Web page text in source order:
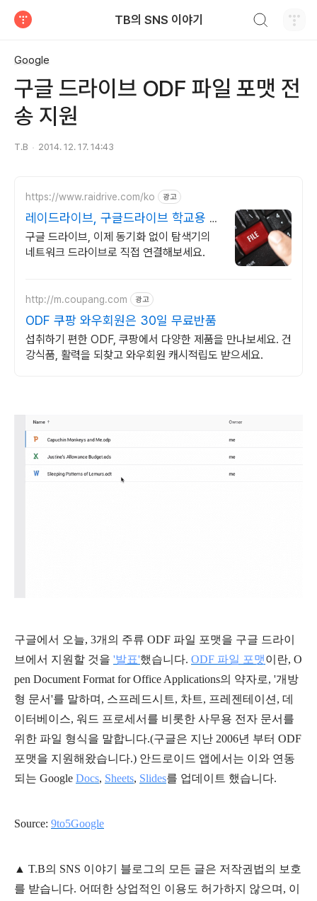
TB의 SNS 이야기
Google
구글 드라이브 ODF 파일 포맷 전
송 지원
T.B 2014. 12. 17. 14:43
https://www.raidrive.com/ko 광고
레이드라이브, 구글드라이브 학교용 무
료제공
구글 드라이브, 이제 동기화 없이 탐색기의
네트워크 드라이브로 직접 연결해보세요.
http://m.coupang.com 광고
ODF 쿠팡 와우회원은 30일 무료반품
섭취하기 편한 ODF, 쿠팡에서 다양한 제품을 만나보세요. 건
강식품, 활력을 되찾고 와우회원 캐시적립도 받으세요.
구글에서 오늘, 3개의 주류 ODF 파일 포맷을 구글 드라이
브에서 지원할 것을 '발표'했습니다. ODF 파일 포맷이란, O
pen Document Format for Office Applications의 약자로, '개방
형 문서'를 말하며, 스프레드시트, 차트, 프레젠테이션, 데
이터베이스, 워드 프로세서를 비롯한 사무용 전자 문서를
위한 파일 형식을 말합니다.(구글은 지난 2006년 부터 ODF
포맷을 지원해왔습니다.) 안드로이드 앱에서는 이와 연동
되는 Google Docs, Sheets, Slides를 업데이트 했습니다.
Source: 9to5Google
▲ T.B의 SNS 이야기 블 로그의 모든 글은 저작권법의 보호
를 받습니다. 어떠한 상업적인 이용도 허가하지 않으며, 이